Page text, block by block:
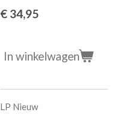
€ 34,95
In winkelwagen
LP Nieuw